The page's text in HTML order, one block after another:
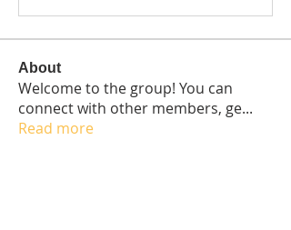
About
Welcome to the group! You can
connect with other members, ge...
Read more